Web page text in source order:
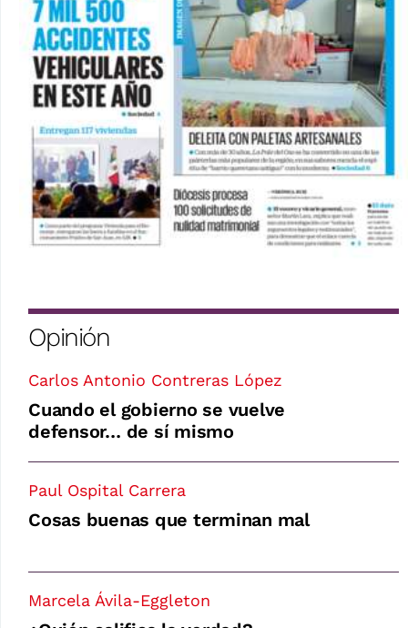
Opinión
Carlos Antonio Contreras López
Cuando el gobierno se vuelve
defensor… de sí mismo
Paul Ospital Carrera
Cosas buenas que terminan mal
Marcela Ávila-Eggleton